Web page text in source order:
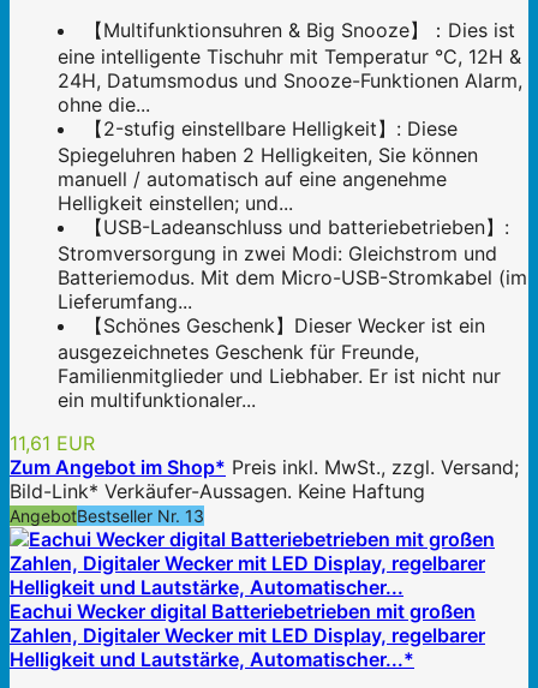
【Multifunktionsuhren & Big Snooze】：Dies ist
eine intelligente Tischuhr mit Temperatur °C, 12H &
24H, Datumsmodus und Snooze-Funktionen Alarm,
ohne die...
【2-stufig einstellbare Helligkeit】: Diese
Spiegeluhren haben 2 Helligkeiten, Sie können
manuell / automatisch auf eine angenehme
Helligkeit einstellen; und...
【USB-Ladeanschluss und batteriebetrieben】:
Stromversorgung in zwei Modi: Gleichstrom und
Batteriemodus. Mit dem Micro-USB-Stromkabel (im
Lieferumfang...
【Schönes Geschenk】Dieser Wecker ist ein
ausgezeichnetes Geschenk für Freunde,
Familienmitglieder und Liebhaber. Er ist nicht nur
ein multifunktionaler...
11,61 EUR
Zum Angebot im Shop* Preis inkl. MwSt., zzgl. Versand;
Bild-Link* Verkäufer-Aussagen. Keine Haftung
AngebotBestseller Nr. 13
Eachui Wecker digital Batteriebetrieben mit großen
Zahlen, Digitaler Wecker mit LED Display, regelbarer
Helligkeit und Lautstärke, Automatischer...*